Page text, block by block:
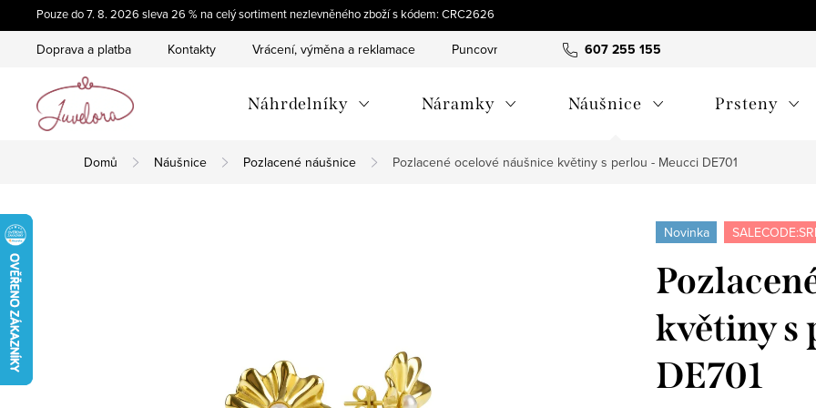
na
Pouze do 7. 8. 2026 sleva 26 % na celý sortiment nezlevněného zboží s kódem: CRC2626
607 255 155
Doprava a platba Kontakty Vrácení, výměna a reklamace Puncovní značky Hodnocení obchodu
Náhrdelníky Náramky Náušnice Prsteny
Domů Náušnice Pozlacené náušnice Pozlacené ocelové náušnice květiny s perlou - Meucci DE701
Novinka
květiny s
DE701